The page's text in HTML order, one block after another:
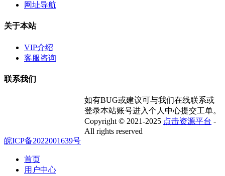
网址导航
关于本站
VIP介绍
客服咨询
联系我们
如有BUG或建议可与我们在线联系或
登录本站账号进入个人中心提交工单。
Copyright © 2021-2025 点击资源平台 -
All rights reserved
皖ICP备2022001639号
首页
用户中心